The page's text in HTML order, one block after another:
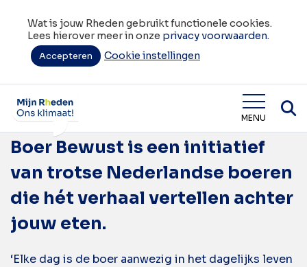
Wat is jouw Rheden gebruikt functionele cookies.
Lees hierover meer in onze privacy voorwaarden.
Accepteren Cookie instellingen
Wat is jouw Rheden MENU
Tag:beschikbaar
Thank a Farmer Day
Boer Bewust is een initiatief
van trotse Nederlandse boeren
die hét verhaal vertellen achter
jouw eten.
‘Elke dag is de boer aanwezig in het dagelijks leven